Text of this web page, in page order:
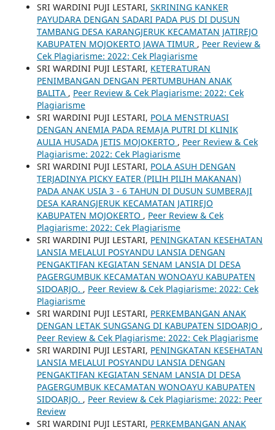
SRI WARDINI PUJI LESTARI, SKRINING KANKER
PAYUDARA DENGAN SADARI PADA PUS DI DUSUN
TAMBANG DESA KARANGJERUK KECAMATAN JATIREJO
KABUPATEN MOJOKERTO JAWA TIMUR , Peer Review &
Cek Plagiarisme: 2022: Cek Plagiarisme
SRI WARDINI PUJI LESTARI, KETERATURAN
PENIMBANGAN DENGAN PERTUMBUHAN ANAK
BALITA , Peer Review & Cek Plagiarisme: 2022: Cek
Plagiarisme
SRI WARDINI PUJI LESTARI, POLA MENSTRUASI
DENGAN ANEMIA PADA REMAJA PUTRI DI KLINIK
AULIA HUSADA JETIS MOJOKERTO , Peer Review & Cek
Plagiarisme: 2022: Cek Plagiarisme
SRI WARDINI PUJI LESTARI, POLA ASUH DENGAN
TERJADINYA PICKY EATER (PILIH PILIH MAKANAN)
PADA ANAK USIA 3 - 6 TAHUN DI DUSUN SUMBERAJI
DESA KARANGJERUK KECAMATAN JATIREJO
KABUPATEN MOJOKERTO , Peer Review & Cek
Plagiarisme: 2022: Cek Plagiarisme
SRI WARDINI PUJI LESTARI, PENINGKATAN KESEHATAN
LANSIA MELALUI POSYANDU LANSIA DENGAN
PENGAKTIFAN KEGIATAN SENAM LANSIA DI DESA
PAGERGUMBUK KECAMATAN WONOAYU KABUPATEN
SIDOARJO. , Peer Review & Cek Plagiarisme: 2022: Cek
Plagiarisme
SRI WARDINI PUJI LESTARI, PERKEMBANGAN ANAK
DENGAN LETAK SUNGSANG DI KABUPATEN SIDOARJO ,
Peer Review & Cek Plagiarisme: 2022: Cek Plagiarisme
SRI WARDINI PUJI LESTARI, PENINGKATAN KESEHATAN
LANSIA MELALUI POSYANDU LANSIA DENGAN
PENGAKTIFAN KEGIATAN SENAM LANSIA DI DESA
PAGERGUMBUK KECAMATAN WONOAYU KABUPATEN
SIDOARJO. , Peer Review & Cek Plagiarisme: 2022: Peer
Review
SRI WARDINI PUJI LESTARI, PERKEMBANGAN ANAK